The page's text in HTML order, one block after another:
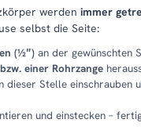
werden immer
selbst die Seite:
(½″) an der gewünschten
einer Rohrzange
dieser Stelle einschrauben
und einstecken –